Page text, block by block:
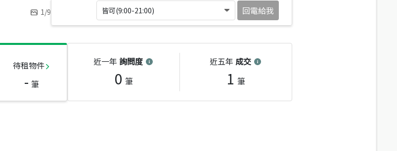
1/9 皆可(9:00-21:00) 回電給我
待租物件
- 筆
近一年 詢問度
0 筆
近五年 成交
1 筆